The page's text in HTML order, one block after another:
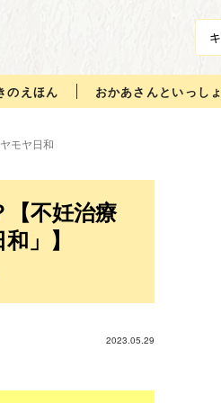
のえほん おかあさんといっしょ
モヤ日和
不妊治療
」】
2023.05.29